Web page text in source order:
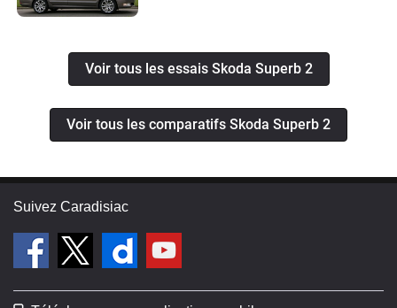
Voir tous les essais Skoda Superb 2
Voir tous les comparatifs Skoda Superb 2
Suivez Caradisiac